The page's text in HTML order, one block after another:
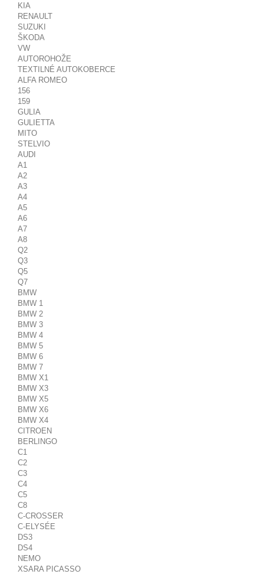
KIA
RENAULT
SUZUKI
ŠKODA
VW
AUTOROHOŽE
TEXTILNÉ AUTOKOBERCE
ALFA ROMEO
156
159
GULIA
GULIETTA
MITO
STELVIO
AUDI
A1
A2
A3
A4
A5
A6
A7
A8
Q2
Q3
Q5
Q7
BMW
BMW 1
BMW 2
BMW 3
BMW 4
BMW 5
BMW 6
BMW 7
BMW X1
BMW X3
BMW X5
BMW X6
BMW X4
CITROEN
BERLINGO
C1
C2
C3
C4
C5
C8
C-CROSSER
C-ELYSÉE
DS3
DS4
NEMO
XSARA PICASSO